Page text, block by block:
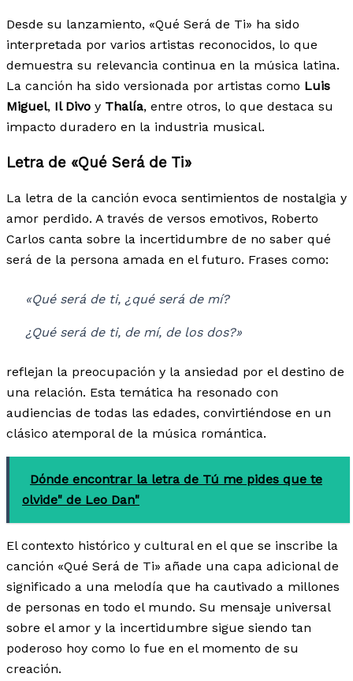
Desde su lanzamiento, «Qué Será de Ti» ha sido
interpretada por varios artistas reconocidos, lo que
demuestra su relevancia continua en la música latina.
La canción ha sido versionada por artistas como Luis
Miguel, Il Divo y Thalía, entre otros, lo que destaca su
impacto duradero en la industria musical.
Letra de «Qué Será de Ti»
La letra de la canción evoca sentimientos de nostalgia y
amor perdido. A través de versos emotivos, Roberto
Carlos canta sobre la incertidumbre de no saber qué
será de la persona amada en el futuro. Frases como:
«Qué será de ti, ¿qué será de mí?
¿Qué será de ti, de mí, de los dos?»
reflejan la preocupación y la ansiedad por el destino de
una relación. Esta temática ha resonado con
audiencias de todas las edades, convirtiéndose en un
clásico atemporal de la música romántica.
Dónde encontrar la letra de Tú me pides que te
olvide" de Leo Dan"
El contexto histórico y cultural en el que se inscribe la
canción «Qué Será de Ti» añade una capa adicional de
significado a una melodía que ha cautivado a millones
de personas en todo el mundo. Su mensaje universal
sobre el amor y la incertidumbre sigue siendo tan
poderoso hoy como lo fue en el momento de su
creación.